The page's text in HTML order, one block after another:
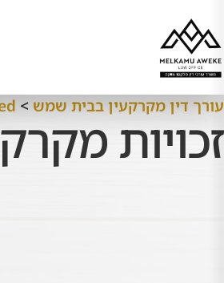
עורך דין מקרקעין בבית שמש >
זכויות